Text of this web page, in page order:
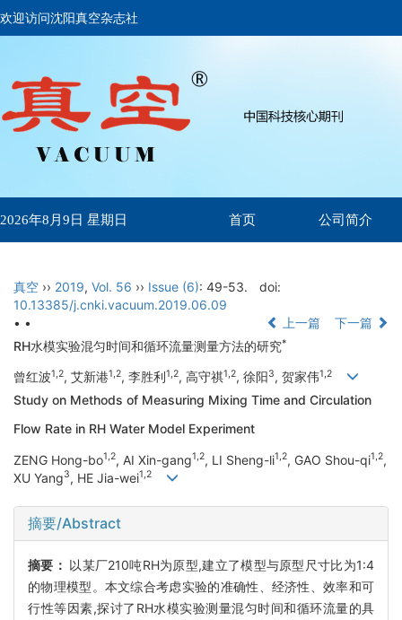
欢迎访问沈阳真空杂志社
2026年8月9日 星期日 首页 公司简介
真空 ›› 2019, Vol. 56 ›› Issue (6): 49-53.
doi:
10.13385/j.cnki.vacuum.2019.06.09
• •
上一篇
下一篇
RH水模实验混匀时间和循环流量测量方法的研究*
曾红波1,2, 艾新港1,2, 李胜利1,2, 高守祺1,2, 徐阳3, 贺家伟1,2
Study on Methods of Measuring Mixing Time and Circulation
Flow Rate in RH Water Model Experiment
ZENG Hong-bo1,2, AI Xin-gang1,2, LI Sheng-li1,2, GAO Shou-qi1,2,
XU Yang3, HE Jia-wei1,2
摘要/Abstract
摘要： 以某厂210吨RH为原型,建立了模型与原型尺寸比为1:4
的物理模型。本文综合考虑实验的准确性、经济性、效率和可
行性等因素,探讨了RH水模实验测量混匀时间和循环流量的具